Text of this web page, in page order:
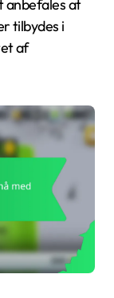
at
tilbydes i
af